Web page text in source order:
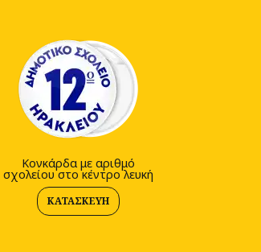
Κονκάρδα με αριθμό
σχολείου στο κέντρο λευκή
ΚΑΤΑΣΚΕΥΉ